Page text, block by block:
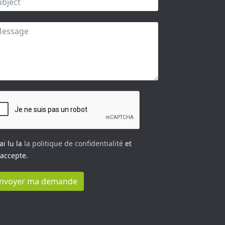
lu la la politique de confidentialité et
ma demande